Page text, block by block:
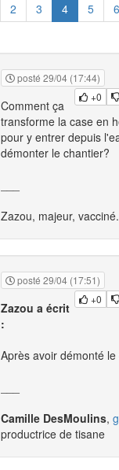
2 3 4 5 6
posté 29/04 (17:44)
+0
Comment ça
transforme la case en
pour y entrer depuis
démonter le chantier?
Zazou, majeur, vacciné.
posté 29/04 (17:51)
+0
Zazou a écrit
:
Après avoir démonté le
Camille DesMoulins,
productrice de tisane